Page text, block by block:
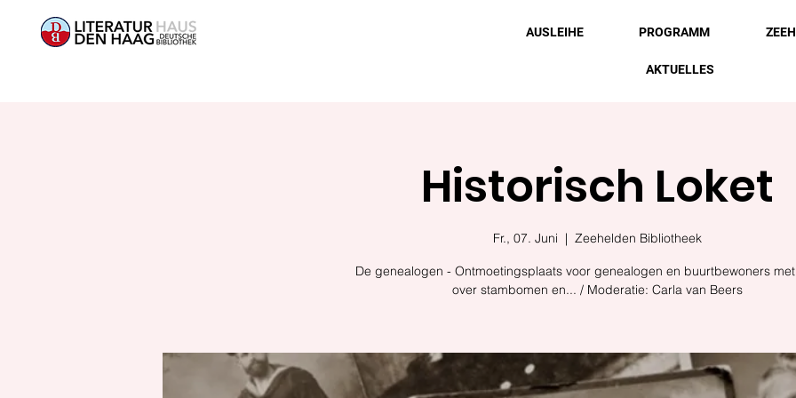
AUSLEIHE PROGRAMM
AKTUELLES
Historisch Loket
Fr., 07. Juni
  |
Zeehelden Bibliotheek
De genealogen - Ontmoetingsplaats voor genealogen en buurtbewoners
over stambomen en... / Moderatie: Carla van Beers